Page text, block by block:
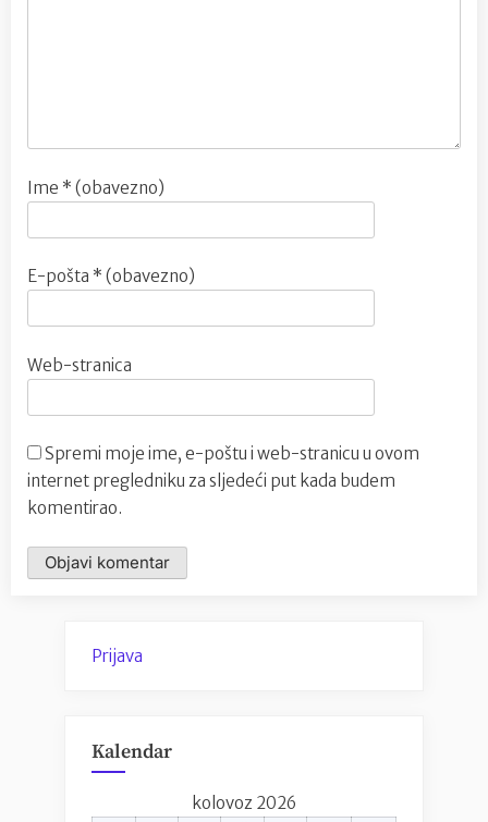
Ime * (obavezno)
E-pošta * (obavezno)
Web-stranica
Spremi moje ime, e-poštu i web-stranicu u ovom
internet pregledniku za sljedeći put kada budem
komentirao.
Prijava
Kalendar
kolovoz 2026